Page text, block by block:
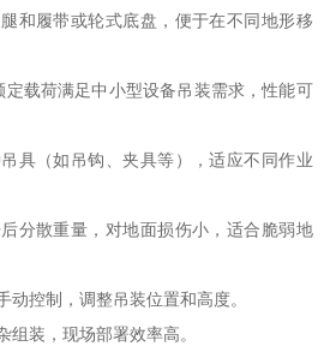
和履带或轮式底盘，便于在不同地形移
载荷满足中小型设备吊装需求，性能可
具（如吊钩、夹具等），适应不同作业
分散重量，对地面损伤小，适合脆弱地
动控制，调整吊装位置和高度。
组装，现场部署效率高。